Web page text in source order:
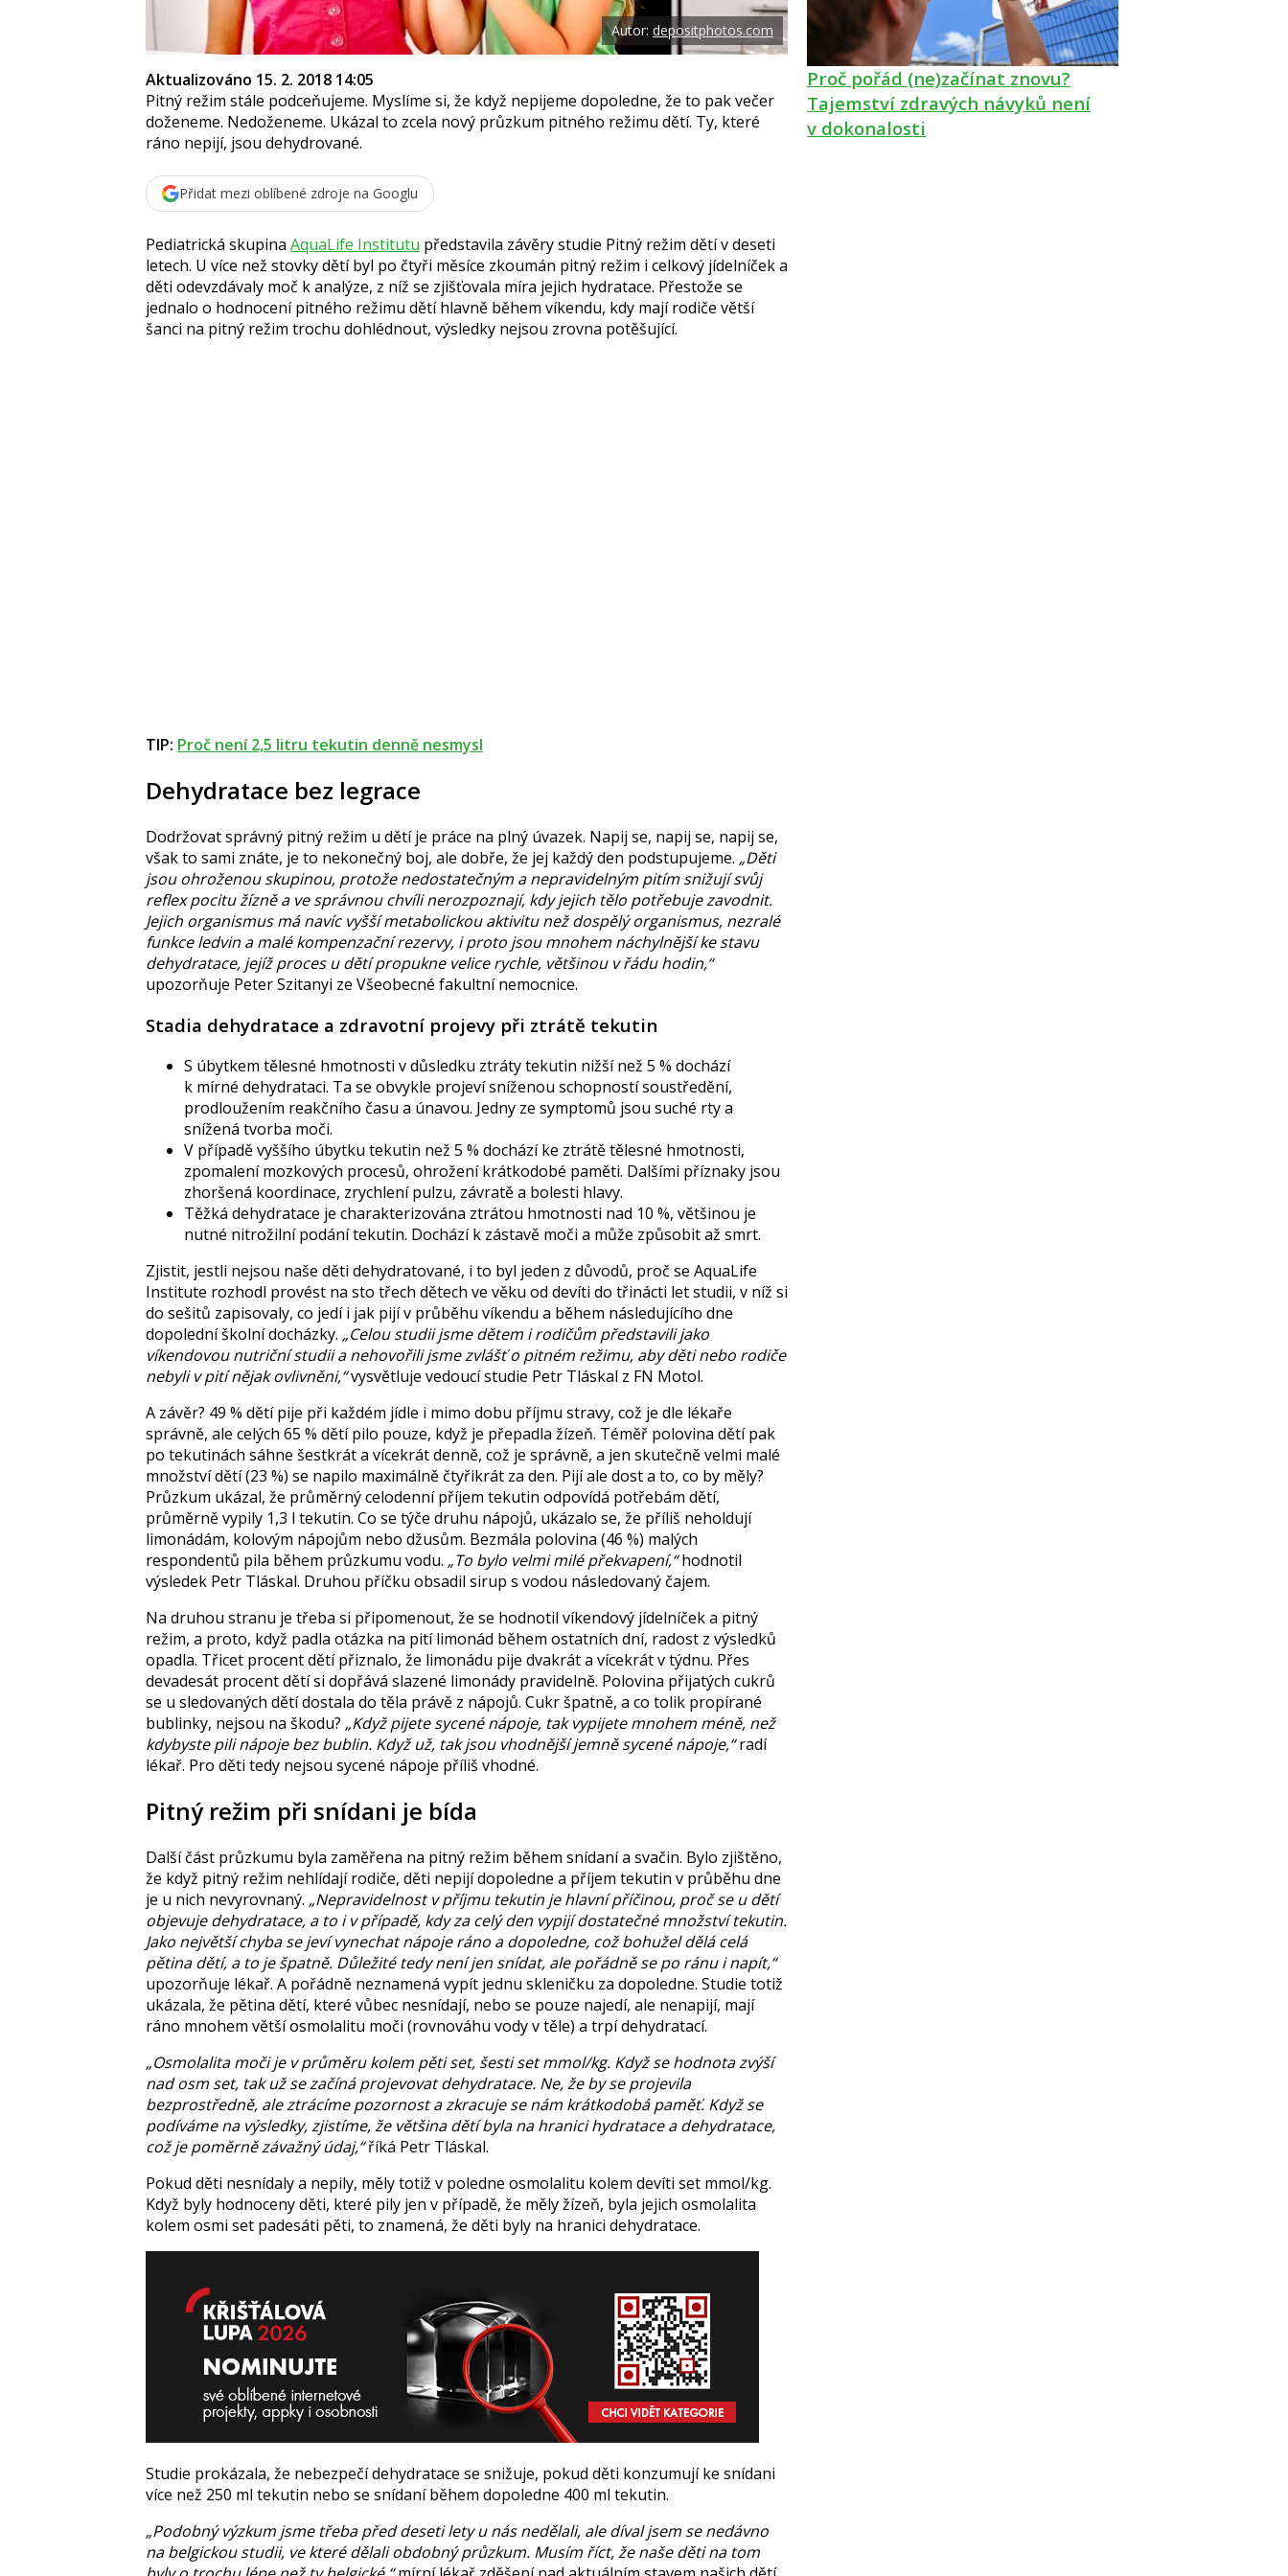
Autor: depositphotos.com
Aktualizováno 15. 2. 2018 14:05
Pitný režim stále podceňujeme. Myslíme si, že když nepijeme dopoledne, že to pak večer
doženeme. Nedoženeme. Ukázal to zcela nový průzkum pitného režimu dětí. Ty, které
ráno nepijí, jsou dehydrované.
Přidat mezi oblíbené zdroje na Googlu
Pediatrická skupina AquaLife Institutu představila závěry studie Pitný režim dětí v deseti
letech. U více než stovky dětí byl po čtyři měsíce zkoumán pitný režim i celkový jídelníček a
děti odevzdávaly moč k analýze, z níž se zjišťovala míra jejich hydratace. Přestože se
jednalo o hodnocení pitného režimu dětí hlavně během víkendu, kdy mají rodiče větší
šanci na pitný režim trochu dohlédnout, výsledky nejsou zrovna potěšující.
TIP: Proč není 2,5 litru tekutin denně nesmysl
Dehydratace bez legrace
Dodržovat správný pitný režim u dětí je práce na plný úvazek. Napij se, napij se, napij se,
však to sami znáte, je to nekonečný boj, ale dobře, že jej každý den podstupujeme. „Děti
jsou ohroženou skupinou, protože nedostatečným a nepravidelným pitím snižují svůj
reflex pocitu žízně a ve správnou chvíli nerozpoznají, kdy jejich tělo potřebuje zavodnit.
Jejich organismus má navíc vyšší metabolickou aktivitu než dospělý organismus, nezralé
funkce ledvin a malé kompenzační rezervy, i proto jsou mnohem náchylnější ke stavu
dehydratace, jejíž proces u dětí propukne velice rychle, většinou v řádu hodin,“
upozorňuje Peter Szitanyi ze Všeobecné fakultní nemocnice.
Stadia dehydratace a zdravotní projevy při ztrátě tekutin
S úbytkem tělesné hmotnosti v důsledku ztráty tekutin nižší než 5 % dochází
k mírné dehydrataci. Ta se obvykle projeví sníženou schopností soustředění,
prodloužením reakčního času a únavou. Jedny ze symptomů jsou suché rty a
snížená tvorba moči.
V případě vyššího úbytku tekutin než 5 % dochází ke ztrátě tělesné hmotnosti,
zpomalení mozkových procesů, ohrožení krátkodobé paměti. Dalšími příznaky jsou
zhoršená koordinace, zrychlení pulzu, závratě a bolesti hlavy.
Těžká dehydratace je charakterizována ztrátou hmotnosti nad 10 %, většinou je
nutné nitrožilní podání tekutin. Dochází k zástavě moči a může způsobit až smrt.
Zjistit, jestli nejsou naše děti dehydratované, i to byl jeden z důvodů, proč se AquaLife
Institute rozhodl provést na sto třech dětech ve věku od devíti do třinácti let studii, v níž si
do sešitů zapisovaly, co jedí i jak pijí v průběhu víkendu a během následujícího dne
dopolední školní docházky. „Celou studii jsme dětem i rodičům představili jako
víkendovou nutriční studii a nehovořili jsme zvlášť o pitném režimu, aby děti nebo rodiče
nebyli v pití nějak ovlivněni,“vysvětluje vedoucí studie Petr Tláskal z FN Motol.
A závěr? 49 % dětí pije při každém jídle i mimo dobu příjmu stravy, což je dle lékaře
správně, ale celých 65 % dětí pilo pouze, když je přepadla žízeň. Téměř polovina dětí pak
po tekutinách sáhne šestkrát a vícekrát denně, což je správně, a jen skutečně velmi malé
množství dětí (23 %) se napilo maximálně čtyřikrát za den. Pijí ale dost a to, co by měly?
Průzkum ukázal, že průměrný celodenní příjem tekutin odpovídá potřebám dětí,
průměrně vypily 1,3 l tekutin. Co se týče druhu nápojů, ukázalo se, že příliš neholdují
limonádám, kolovým nápojům nebo džusům. Bezmála polovina (46 %) malých
respondentů pila během průzkumu vodu. „To bylo velmi milé překvapení,“hodnotil
výsledek Petr Tláskal. Druhou příčku obsadil sirup s vodou následovaný čajem.
Na druhou stranu je třeba si připomenout, že se hodnotil víkendový jídelníček a pitný
režim, a proto, když padla otázka na pití limonád během ostatních dní, radost z výsledků
opadla. Třicet procent dětí přiznalo, že limonádu pije dvakrát a vícekrát v týdnu. Přes
devadesát procent dětí si dopřává slazené limonády pravidelně. Polovina přijatých cukrů
se u sledovaných dětí dostala do těla právě z nápojů. Cukr špatně, a co tolik propírané
bublinky, nejsou na škodu? „Když pijete sycené nápoje, tak vypijete mnohem méně, než
kdybyste pili nápoje bez bublin. Když už, tak jsou vhodnější jemně sycené nápoje,“radí
lékař. Pro děti tedy nejsou sycené nápoje příliš vhodné.
Pitný režim při snídani je bída
Další část průzkumu byla zaměřena na pitný režim během snídaní a svačin. Bylo zjištěno,
že když pitný režim nehlídají rodiče, děti nepijí dopoledne a příjem tekutin v průběhu dne
je u nich nevyrovnaný. „Nepravidelnost v příjmu tekutin je hlavní příčinou, proč se u dětí
objevuje dehydratace, a to i v případě, kdy za celý den vypijí dostatečné množství tekutin.
Jako největší chyba se jeví vynechat nápoje ráno a dopoledne, což bohužel dělá celá
pětina dětí, a to je špatně. Důležité tedy není jen snídat, ale pořádně se po ránu i napít,“
upozorňuje lékař. A pořádně neznamená vypít jednu skleničku za dopoledne. Studie totiž
ukázala, že pětina dětí, které vůbec nesnídají, nebo se pouze najedí, ale nenapijí, mají
ráno mnohem větší osmolalitu moči (rovnováhu vody v těle) a trpí dehydratací.
„Osmolalita moči je v průměru kolem pěti set, šesti set mmol/kg. Když se hodnota zvýší
nad osm set, tak už se začíná projevovat dehydratace. Ne, že by se projevila
bezprostředně, ale ztrácíme pozornost a zkracuje se nám krátkodobá paměť. Když se
podíváme na výsledky, zjistíme, že většina dětí byla na hranici hydratace a dehydratace,
což je poměrně závažný údaj,“říká Petr Tláskal.
Pokud děti nesnídaly a nepily, měly totiž v poledne osmolalitu kolem devíti set mmol/kg.
Když byly hodnoceny děti, které pily jen v případě, že měly žízeň, byla jejich osmolalita
kolem osmi set padesáti pěti, to znamená, že děti byly na hranici dehydratace.
Studie prokázala, že nebezpečí dehydratace se snižuje, pokud děti konzumují ke snídani
více než 250 ml tekutin nebo se snídaní během dopoledne 400 ml tekutin.
„Podobný výzkum jsme třeba před deseti lety u nás nedělali, ale díval jsem se nedávno
na belgickou studii, ve které dělali obdobný průzkum. Musím říct, že naše děti na tom
Proč pořád (ne)začínat znovu?
Tajemství zdravých návyků není
v dokonalosti